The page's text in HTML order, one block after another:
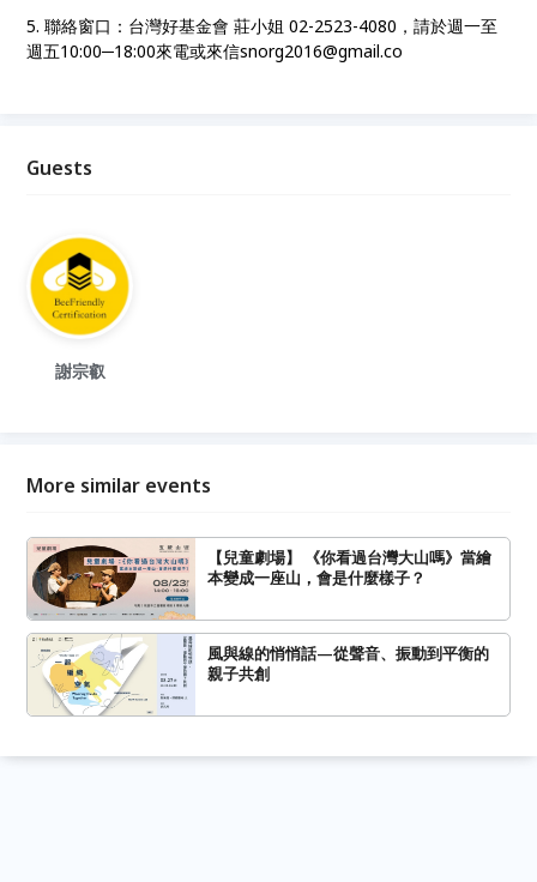
5. 聯絡窗口：台灣好基金會 莊小姐 02-2523-4080，請於週一至
週五10:00─18:00來電或來信snorg2016@gmail.co
Guests
謝宗叡
More similar events
【兒童劇場】 《你看過台灣大山嗎》當繪
本變成一座山，會是什麼樣子？
風與線的悄悄話—從聲音、振動到平衡的
親子共創